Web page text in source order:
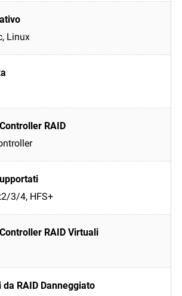
Linux
3/4, HFS+